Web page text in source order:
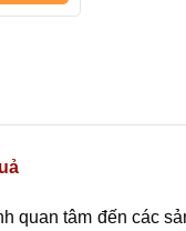
quan tâm đến các